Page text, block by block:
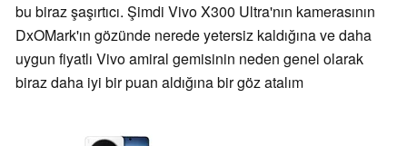
bu biraz şaşırtıcı. Şimdi Vivo X300 Ultra'nın kamerasının
DxOMark'ın gözünde nerede yetersiz kaldığına ve daha
uygun fiyatlı Vivo amiral gemisinin neden genel olarak
biraz daha iyi bir puan aldığına bir göz atalım